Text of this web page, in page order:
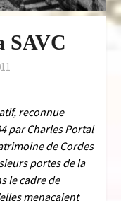
SAVC
reconnue
par Charles Portal
de Cordes
portes de la
le cadre de
menaçaient